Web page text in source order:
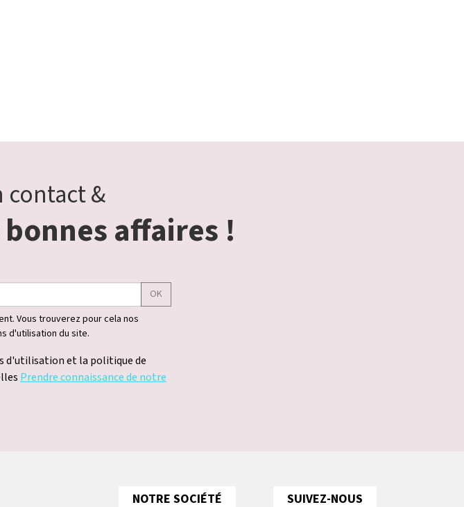
contact &
affaires !
OK
Vous trouverez pour cela nos
d'utilisation du site.
d'utilisation et la politique de
Prendre connaissance de notre
NOTRE SOCIÉTÉ SUIVEZ-NOUS